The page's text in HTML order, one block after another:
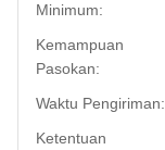
Minimum:
Kemampuan
Pasokan:
Waktu Pengiriman:
Ketentuan